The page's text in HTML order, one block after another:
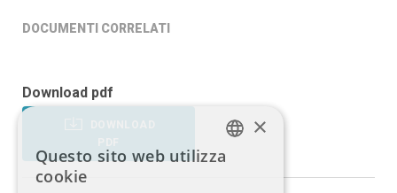
DOCUMENTI CORRELATI
Download pdf
×
Questo sito web utilizza
cookie